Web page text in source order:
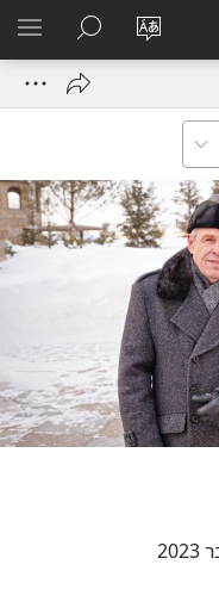
שנה
כניסה
(פותח
חיפוש